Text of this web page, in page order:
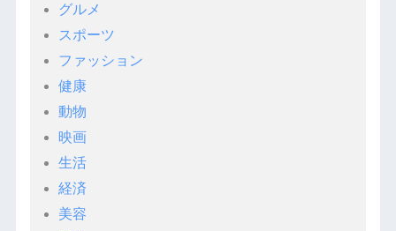
グルメ
スポーツ
ファッション
健康
動物
映画
生活
経済
美容